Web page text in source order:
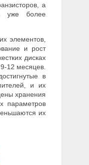
а
более
элементов,
и рост
дисках
12 месяцев.
в
и их
хранения
параметров
их